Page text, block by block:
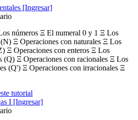
[Ingresar]
números Ξ El numeral 0 y 1 Ξ Los
Ξ Operaciones con naturales Ξ Los
Ξ Operaciones con enteros Ξ Los
(Q) Ξ Operaciones con racionales Ξ Los
(Q') Ξ Operaciones con irracionales Ξ
tutorial
I [Ingresar]